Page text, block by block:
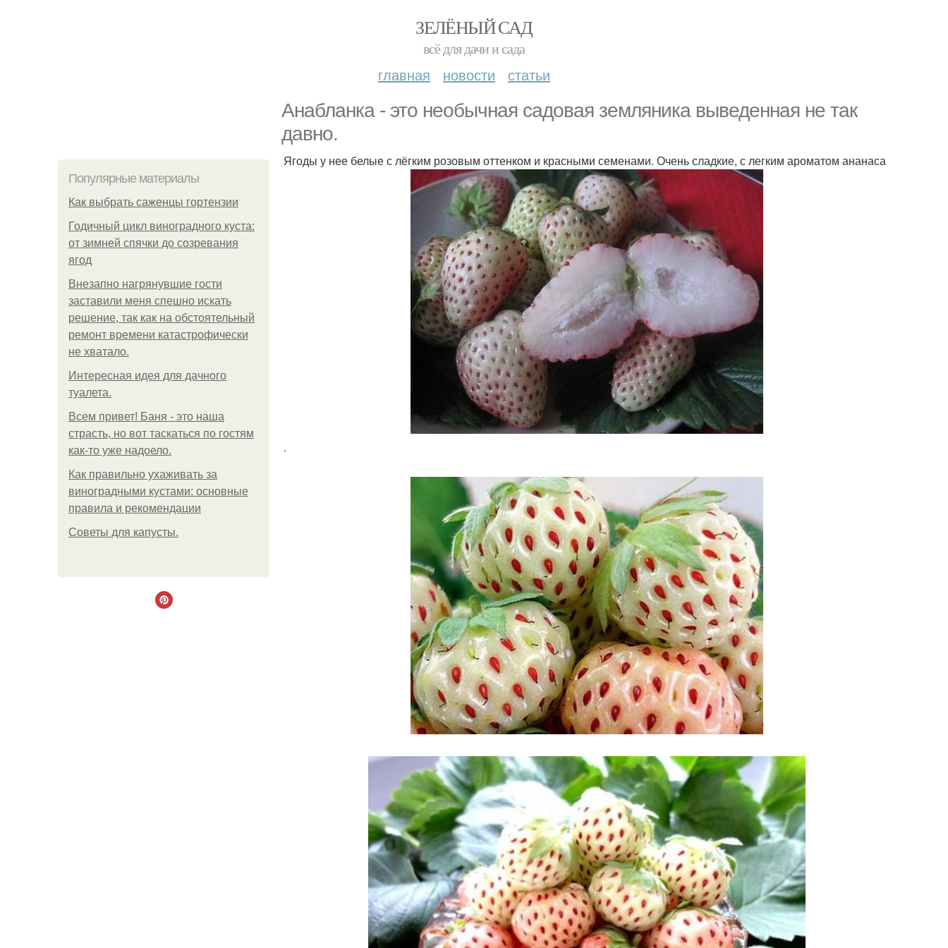
ЗЕЛЁНЫЙ САД
всё для дачи и сада
главная новости статьи
Анабланка - это необычная садовая земляника выведенная не так
давно.
Популярные материалы
Как выбрать саженцы гортензии
Годичный цикл виноградного куста:
от зимней спячки до созревания
ягод
Внезапно нагрянувшие гости
заставили меня спешно искать
решение, так как на обстоятельный
ремонт времени катастрофически
не хватало.
Интересная идея для дачного
туалета.
Всем привет! Баня - это наша
страсть, но вот таскаться по гостям
как-то уже надоело.
Как правильно ухаживать за
виноградными кустами: основные
правила и рекомендации
Советы для капусты.
Ягоды у нее белые с лёгким розовым оттенком и красными семенами. Очень сладкие, с легким ароматом ананаса
.